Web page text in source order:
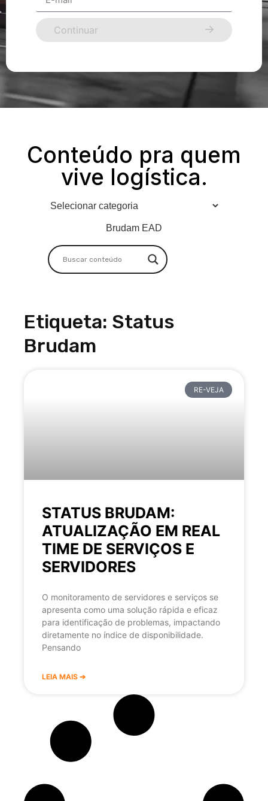
Continuar
Conteúdo pra quem
vive logística.
Brudam EAD
Etiqueta: Status
Brudam
RE-VEJA
STATUS BRUDAM:
ATUALIZAÇÃO EM REAL
TIME DE SERVIÇOS E
SERVIDORES
O monitoramento de servidores e serviços se
apresenta como uma solução rápida e eficaz
para identificação de problemas, impactando
diretamente no índice de disponibilidade.
Pensando
LEIA MAIS ➔